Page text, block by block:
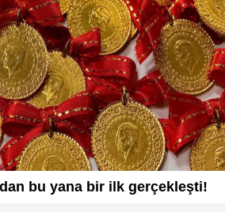
bu yana bir ilk gerçekleşti!